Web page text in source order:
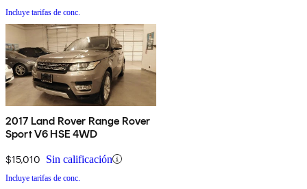
Incluye tarifas de conc.
2017 Land Rover Range Rover
Sport V6 HSE 4WD
$15,010 Sin calificación
Incluye tarifas de conc.